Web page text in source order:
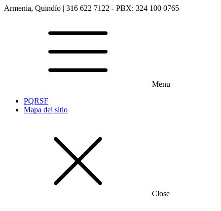
Armenia, Quindío | 316 622 7122 - PBX: 324 100 0765
Menu
PQRSF
Mapa del sitio
Close